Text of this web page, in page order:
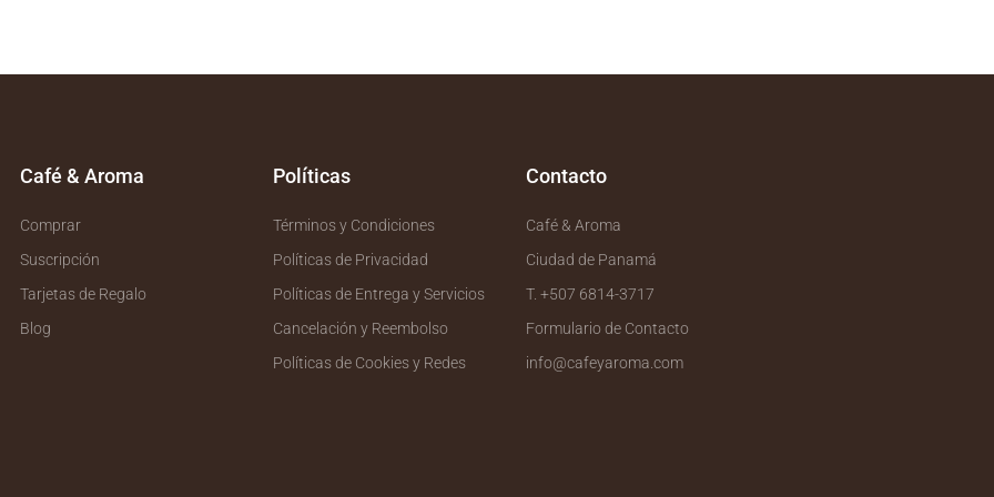
Café & Aroma
Comprar
Suscripción
Tarjetas de Regalo
Blog
Políticas
Términos y Condiciones
Políticas de Privacidad
Políticas de Entrega y Servicios
Cancelación y Reembolso
Políticas de Cookies y Redes
Contacto
Café & Aroma
Ciudad de Panamá
T. +507 6814-3717
Formulario de Contacto
info@cafeyaroma.com